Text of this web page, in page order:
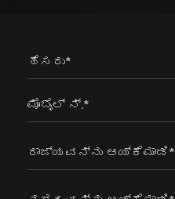
ಹೆಸರು*
ಮೊಬೈಲ್ ನ್.*
ರಾಜ್ಯವನ್ನು ಆಯ್ಕೆಮಾಡಿ*